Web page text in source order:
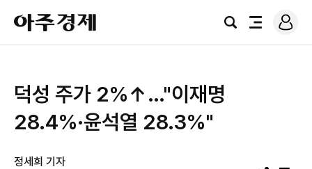
아
주
경
검
전
로
그
덕성 주가 2%↑…"이재명
28.4%·윤석열 28.3%"
정세희 기자